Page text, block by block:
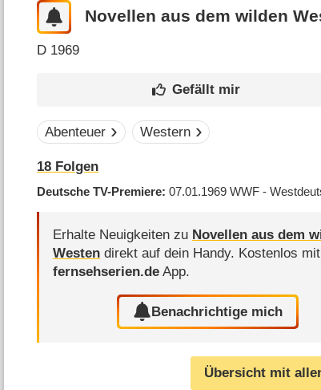
Novellen aus dem wilden
D 1969
Abenteuer Western
18 Folgen
Deutsche TV-Premiere 07.01.1969WWF -
Erhalte Neuigkeiten zu Novellen aus dem
Westen direkt auf dein Handy. Kostenlos
fernsehserien.de App.
Benachrichtige mich
Übersicht mit